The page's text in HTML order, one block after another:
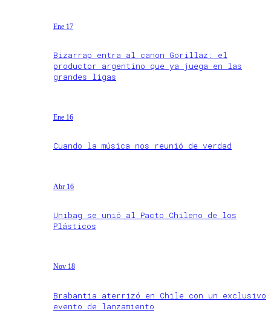
Ene 17
Bizarrap entra al canon Gorillaz: el
productor argentino que ya juega en las
grandes ligas
Ene 16
Cuando la música nos reunió de verdad
Abr 16
Unibag se unió al Pacto Chileno de los
Plásticos
Nov 18
Brabantia aterrizó en Chile con un exclusivo
evento de lanzamiento